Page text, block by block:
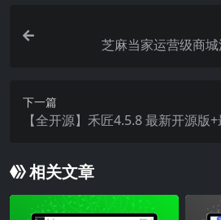
芝麻当家运营级商
下一篇
【全开源】禾匠4.5.8 最新开源版
相关文章